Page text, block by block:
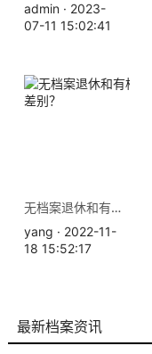
admin · 2023-
07-11 15:02:41
无档案退休和有档案退休的差别？
yang · 2022-11-
18 15:52:17
最新档案资讯